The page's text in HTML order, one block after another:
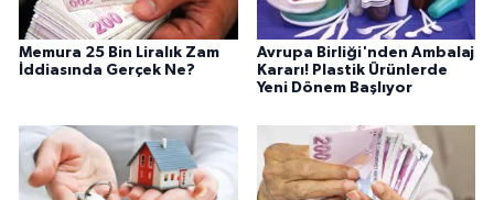
Memura 25 Bin Liralık Zam
İddiasında Gerçek Ne?
Avrupa Birliği'nden Ambalaj
Kararı! Plastik Ürünlerde
Yeni Dönem Başlıyor